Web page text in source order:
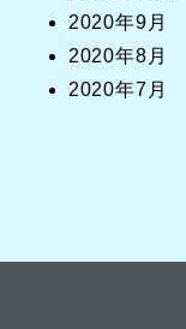
2020年9月
2020年8月
2020年7月